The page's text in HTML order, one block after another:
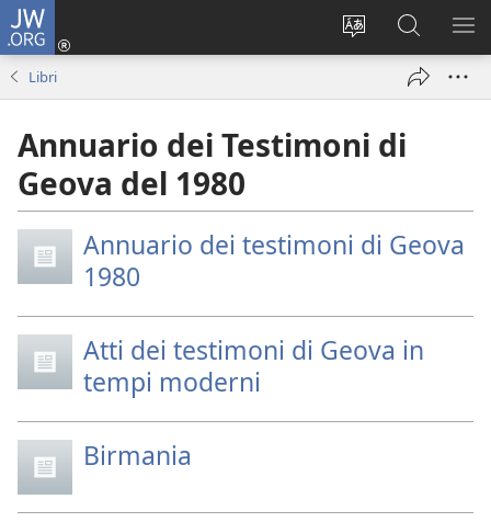
JW.ORG
Modificare
sito
Accedi
(apre
Cerca
in
JW.ORG
Libri
Annuario dei Testimoni di
Geova del 1980
Annuario dei testimoni di Geova
1980
Atti dei testimoni di Geova in
tempi moderni
Birmania